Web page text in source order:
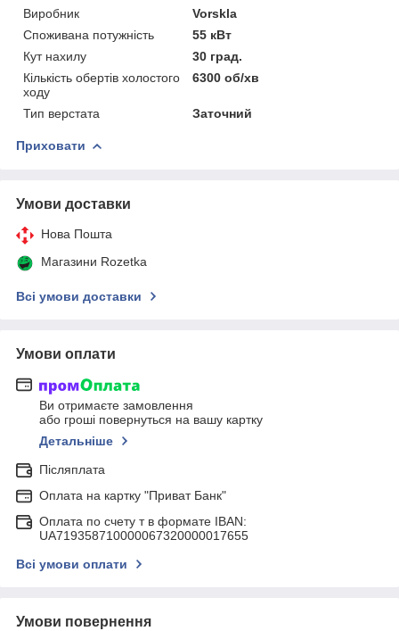
Виробник
Vorskla
Споживана потужність
55 кВт
Кут нахилу
30 град.
Кількість обертів холостого
ходу
6300 об/хв
Тип верстата Заточний
Приховати
Умови доставки
Нова Пошта
Магазини Rozetka
Всі умови доставки
Умови оплати
Ви отримаєте замовлення
або гроші повернуться на вашу картку
Детальніше
Післяплата
Оплата на картку "Приват Банк"
Оплата по счету т в формате IBAN:
UA719358710000067320000017655
Всі умови оплати
Умови повернення